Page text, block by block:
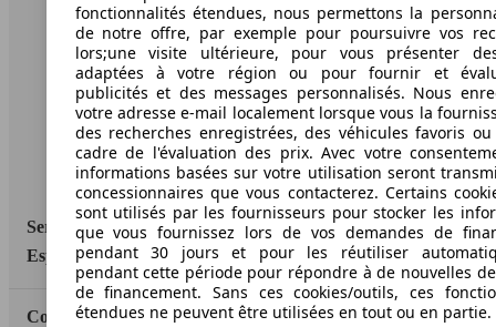
A propos d'AutoScout24
Conditions d'utilisation
Informations légales
Protection des données
Accessibility Statement
Service
Espace Pro
Contact
fonctionnalités étendues, nous permettons la
de notre offre, par exemple pour poursuivre vos
lors;une visite ultérieure, pour vous présenter
adaptées à votre région ou pour fournir et
publicités et des messages personnalisés. Nous
votre adresse e-mail localement lorsque vous la
des recherches enregistrées, des véhicules favoris
cadre de l'évaluation des prix. Avec votre
informations basées sur votre utilisation seront
concessionnaires que vous contacterez. Certains
sont utilisés par les fournisseurs pour stocker les
que vous fournissez lors de vos demandes de
pendant 30 jours et pour les réutiliser
pendant cette période pour répondre à de nouvelles
de financement. Sans ces cookies/outils, ces
étendues ne peuvent être utilisées en tout ou en partie.